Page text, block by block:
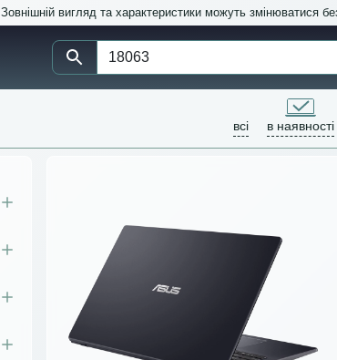
Зовнішній вигляд та характеристики можуть змінюватися
всі в наявності